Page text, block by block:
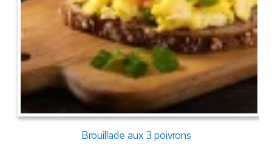
Brouillade aux 3 poivrons